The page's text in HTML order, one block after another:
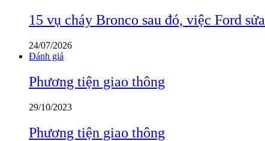
15 vụ cháy Bronco sau đó, việc Ford
24/07/2026
Đánh giá
Phương tiện giao thông
29/10/2023
Phương tiện giao thông